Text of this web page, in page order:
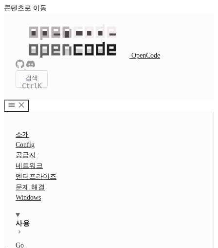
콘텐츠로 이동
OpenCode
검색
CtrlK
소개
Config
공급자
네트워크
엔터프라이즈
문제 해결
Windows
사용
Go